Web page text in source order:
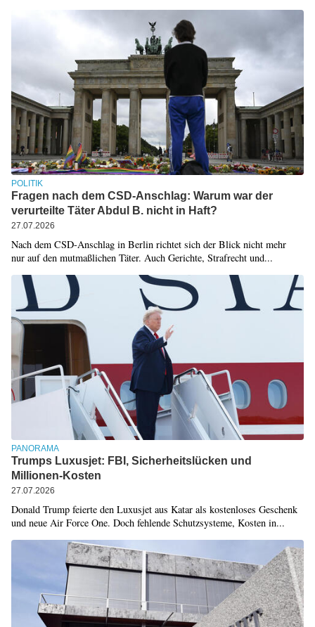
POLITIK
Fragen nach dem CSD-Anschlag: Warum war der
verurteilte Täter Abdul B. nicht in Haft?
27.07.2026
Nach dem CSD-Anschlag in Berlin richtet sich der Blick nicht mehr
nur auf den mutmaßlichen Täter. Auch Gerichte, Strafrecht und...
PANORAMA
Trumps Luxusjet: FBI, Sicherheitslücken und
Millionen-Kosten
27.07.2026
Donald Trump feierte den Luxusjet aus Katar als kostenloses Geschenk
und neue Air Force One. Doch fehlende Schutzsysteme, Kosten in...